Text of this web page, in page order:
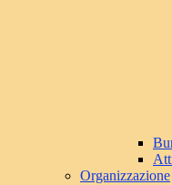
Organizzazione